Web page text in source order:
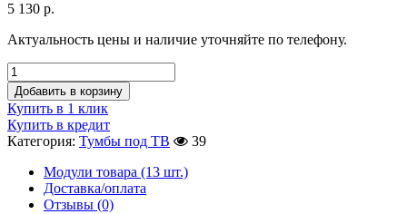
5 130 р.
Актуальность цены и наличие уточняйте по телефону.
Добавить в корзину
Купить в 1 клик
Купить в кредит
Категория: Тумбы под ТВ
39
Модули товара (13 шт.)
Доставка/оплата
Отзывы (0)